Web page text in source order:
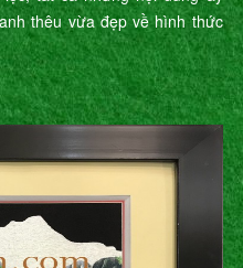
thêu vừa đẹp về hình thức